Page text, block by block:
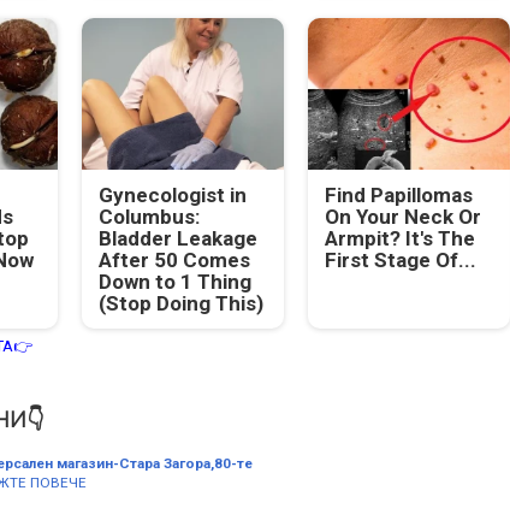
Gynecologist in
Columbus:
Bladder Leakage
After 50 Comes
Down to 1 Thing
(Stop Doing This)
Find Papillomas
On Your Neck Or
Armpit? It's The
First Stage Of...
магазин-Стара Загора,80-те
ПОВЕЧЕ